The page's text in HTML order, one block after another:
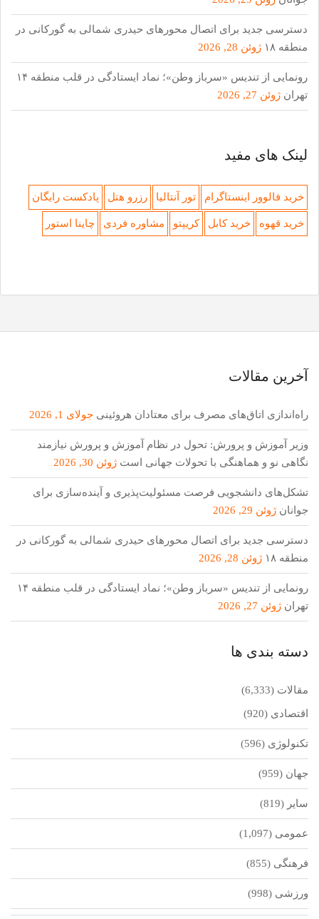
دسترسی جدید برای اتصال محور‌های حیدری شمالی به گورکانی در
منطقه ۱۸
ژوئن 28, 2026
رونمایی از تندیس «سرباز وطن»؛ نماد ایستادگی در قلب منطقه ۱۴
تهران ژوئن 27, 2026
لینک های مفید
خرید فالوور اینستاگرام تور آنتالیا رزرو هتل پادکست رایگان
خرید قهوه خرید کابل کریپتو مشاوره فردی چاینا استور
آخرین مقالات
راه‌اندازی اتاق‌های مصرف برای معتادان هروئینی جولای 1, 2026
وزیر آموزش و پرورش: تحول در نظام آموزش و پرورش نیازمند
نگاهی نو و هماهنگی با تحولات جهانی است ژوئن 30, 2026
تشکل‌های دانشجویی فرصت مسئولیت‌پذیری و آینده‌سازی برای
جوانان ژوئن 29, 2026
دسترسی جدید برای اتصال محور‌های حیدری شمالی به گورکانی در
منطقه ۱۸
ژوئن 28, 2026
رونمایی از تندیس «سرباز وطن»؛ نماد ایستادگی در قلب منطقه ۱۴
تهران ژوئن 27, 2026
دسته بندی ها
مقالات (6,333)
اقتصادی (920)
تکنولوژی (596)
جهان (959)
سایر (819)
عمومی (1,097)
فرهنگی (855)
ورزشی (998)